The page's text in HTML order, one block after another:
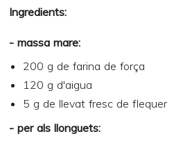
Ingredients:
- massa mare:
200 g de farina de força
120 g d'aigua
5 g de llevat fresc de flequer
- per als llonguets: